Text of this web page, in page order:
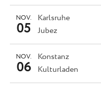
Karlsruhe
NOV.
05 Jubez
Konstanz
NOV.
06 Kulturladen